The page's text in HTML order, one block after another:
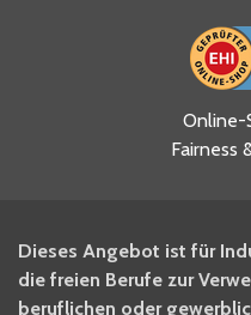
Ja, ich
und
BITO
Online-
Fairness
Dieses Angebot ist für
die freien Berufe zur
beruflichen oder